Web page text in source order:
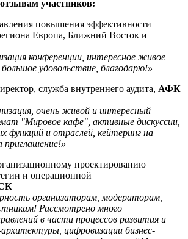
участников:
повышения эффективности
Европа, Ближний Восток и
конференции, интересное живое
удовольствие, благодарю!»
служба внутреннего аудита, АФК
очень живой и интересный
"Мировое кафе", активные дискуссии,
функций и отраслей, кейтеринг на
приглашение!»
проектированию
и операционной
организаторам, модераторам,
Рассмотрено много
в части процессов развития и
цифровизации бизнес-